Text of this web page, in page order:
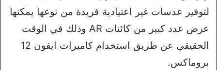
لتوفير عدسات غير اعتيادية فريدة من نوعها يمكنها
عرض عدد كبير من كائنات AR وذلك في الوقت
الحقيقي عن طريق استخدام كاميرات ايفون 12
بروماكس.